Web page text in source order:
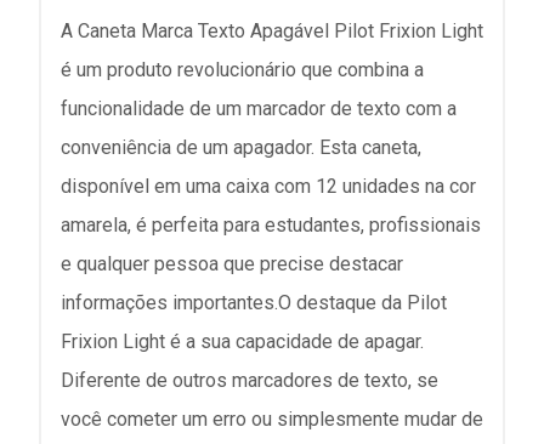
A Caneta Marca Texto Apagável Pilot Frixion Light
é um produto revolucionário que combina a
funcionalidade de um marcador de texto com a
conveniência de um apagador. Esta caneta,
disponível em uma caixa com 12 unidades na cor
amarela, é perfeita para estudantes, profissionais
e qualquer pessoa que precise destacar
informações importantes.O destaque da Pilot
Frixion Light é a sua capacidade de apagar.
Diferente de outros marcadores de texto, se
você cometer um erro ou simplesmente mudar de